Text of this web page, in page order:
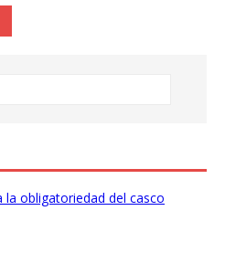
la obligatoriedad del casco